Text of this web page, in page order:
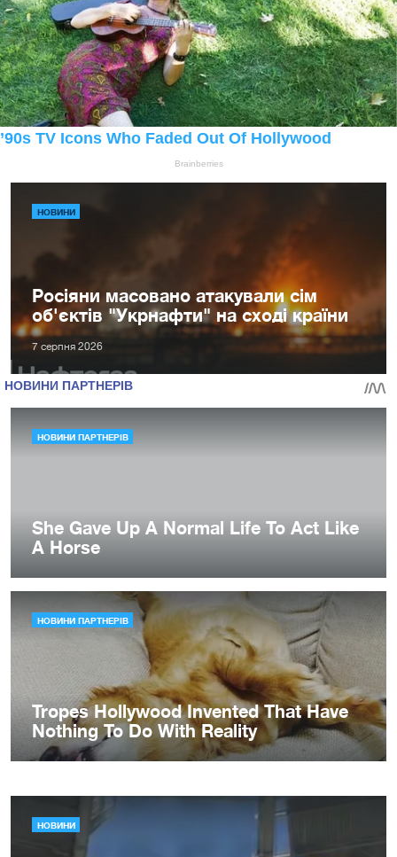
НОВИНИ
Росіяни масовано атакували сім
об'єктів "Укрнафти" на сході країни
7 серпня 2026
НОВИНИ